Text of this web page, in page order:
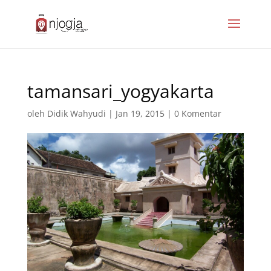
tamansari_yogyakarta
oleh Didik Wahyudi | Jan 19, 2015| 0 Komentar